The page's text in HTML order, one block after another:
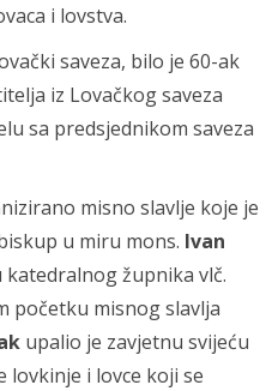
i lovstva.
saveza, bilo je 60-ak
iz Lovačkog saveza
sa predsjednikom saveza
misno slavlje koje je
u miru mons. Ivan
katedralnog župnika vlč.
početku misnog slavlja
upalio je zavjetnu svijeću
lovkinje i lovce koji se